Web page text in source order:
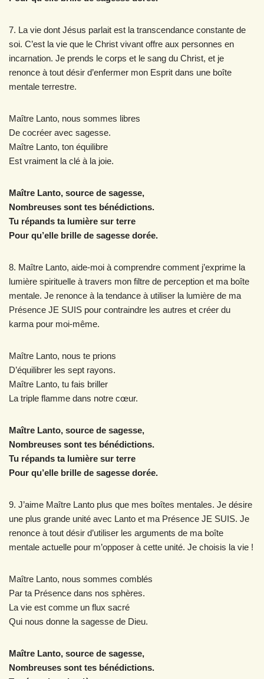
7. La vie dont Jésus parlait est la transcendance constante de
soi. C’est la vie que le Christ vivant offre aux personnes en
incarnation. Je prends le corps et le sang du Christ, et je
renonce à tout désir d’enfermer mon Esprit dans une boîte
mentale terrestre.
Maître Lanto, nous sommes libres
De cocréer avec sagesse.
Maître Lanto, ton équilibre
Est vraiment la clé à la joie.
Maître Lanto, source de sagesse,
Nombreuses sont tes bénédictions.
Tu répands ta lumière sur terre
Pour qu’elle brille de sagesse dorée.
8. Maître Lanto, aide-moi à comprendre comment j’exprime la
lumière spirituelle à travers mon filtre de perception et ma boîte
mentale. Je renonce à la tendance à utiliser la lumière de ma
Présence JE SUIS pour contraindre les autres et créer du
karma pour moi-même.
Maître Lanto, nous te prions
D’équilibrer les sept rayons.
Maître Lanto, tu fais briller
La triple flamme dans notre cœur.
Maître Lanto, source de sagesse,
Nombreuses sont tes bénédictions.
Tu répands ta lumière sur terre
Pour qu’elle brille de sagesse dorée.
9. J’aime Maître Lanto plus que mes boîtes mentales. Je désire
une plus grande unité avec Lanto et ma Présence JE SUIS. Je
renonce à tout désir d’utiliser les arguments de ma boîte
mentale actuelle pour m’opposer à cette unité. Je choisis la vie !
Maître Lanto, nous sommes comblés
Par ta Présence dans nos sphères.
La vie est comme un flux sacré
Qui nous donne la sagesse de Dieu.
Maître Lanto, source de sagesse,
Nombreuses sont tes bénédictions.